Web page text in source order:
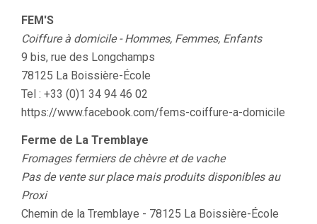
FEM'S
Coiffure à domicile - Hommes, Femmes, Enfants
9 bis, rue des Longchamps
78125 La Boissière-École
Tel : +33 (0)1 34 94 46 02
https://www.facebook.com/fems-coiffure-a-domicile
Ferme de La Tremblaye
Fromages fermiers de chèvre et de vache
Pas de vente sur place mais produits disponibles au
Proxi
Chemin de la Tremblaye - 78125 La Boissière-École